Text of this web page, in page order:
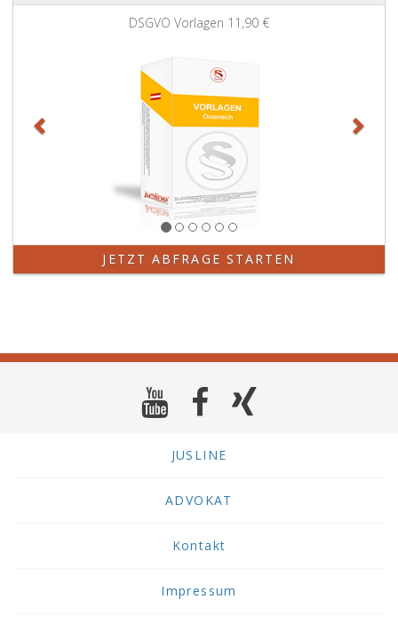
DSGVO Vorlagen 11,90 €
JETZT ABFRAGE STARTEN
JUSLINE
ADVOKAT
Kontakt
Impressum